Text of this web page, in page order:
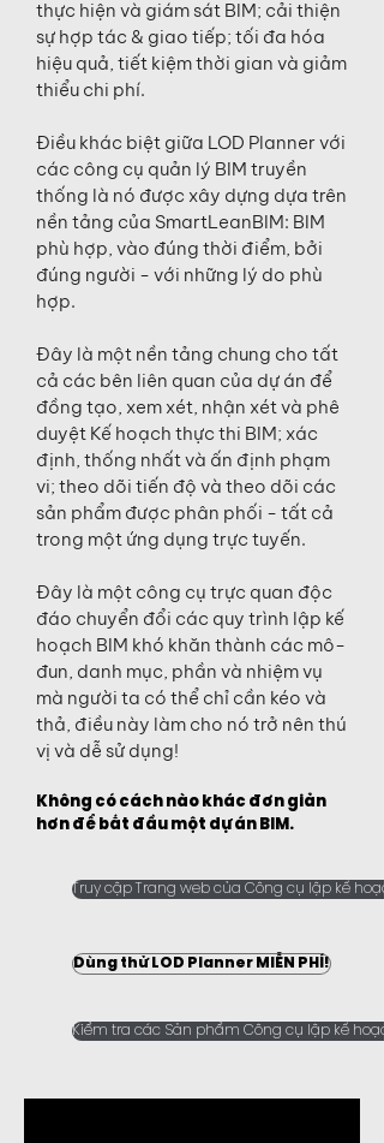
thực hiện và giám sát BIM; cải thiện
sự hợp tác & giao tiếp; tối đa hóa
hiệu quả, tiết kiệm thời gian và giảm
thiểu chi phí.
Điều khác biệt giữa LOD Planner với
các công cụ quản lý BIM truyền
thống là nó được xây dựng dựa trên
nền tảng của SmartLeanBIM: BIM
phù hợp, vào đúng thời điểm, bởi
đúng người - với những lý do phù
hợp.
Đây là một nền tảng chung cho tất
cả các bên liên quan của dự án để
đồng tạo, xem xét, nhận xét và phê
duyệt Kế hoạch thực thi BIM; xác
định, thống nhất và ấn định phạm
vi; theo dõi tiến độ và theo dõi các
sản phẩm được phân phối - tất cả
trong một ứng dụng trực tuyến.
Đây là một công cụ trực quan độc
đáo chuyển đổi các quy trình lập kế
hoạch BIM khó khăn thành các mô-
đun, danh mục, phần và nhiệm vụ
mà người ta có thể chỉ cần kéo và
thả, điều này làm cho nó trở nên thú
vị và dễ sử dụng!
Không có cách nào khác đơn giản
hơn để bắt đầu một dự án BIM.
Truy cập Trang web của Công cụ lập kế
Dùng thử LOD Planner MIỄN PHÍ!
Kiểm tra các Sản phẩm Công cụ lập kế